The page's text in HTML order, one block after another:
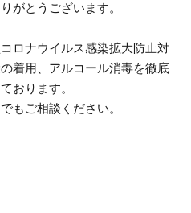
がとうございます。
ロナウイルス感染拡大防止対
着用、アルコール消毒を徹底
おります。
もご相談ください。